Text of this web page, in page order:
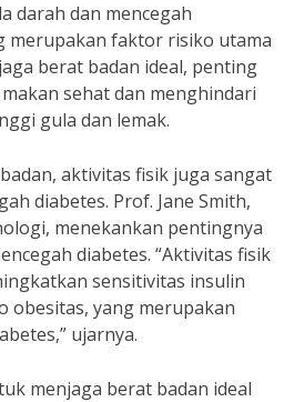
darah dan mencegah
merupakan faktor risiko utama
berat badan ideal, penting
sehat dan menghindari
gula dan lemak.
aktivitas fisik juga sangat
diabetes. Prof. Jane Smith,
menekankan pentingnya
diabetes. “Aktivitas fisik
sensitivitas insulin
obesitas, yang merupakan
ujarnya.
menjaga berat badan ideal